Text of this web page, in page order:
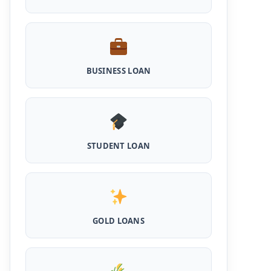
Scheme Loan: इस स्कीम से पशु डेयरी खोलने के लिए
मिलता है 5 लाख का लोन, 5 साल नहीं लगता ब्याज
Shilpi Samridhi Loan Scheme: इस सरकारी
लोन, लगता है कम ब्याज और 50% सब्सिडी
Cattle and Murrah Development Yojana:
खरीदने के लिए मिलेंगे 40000
Udyogini Loan Yojana Apply Online:
तक का लोन, 50% राशि वापिस करनी होती है जमा
Pashu Shed Loan Scheme: पशु शेड बनवाने के
लिए ऐसे ले सकते है 5 लाख तक का सरकारी लोन, मिलेगी
Pashupalan Kisan Credit Card: पशुपालकों के
BUSINESS LOAN
STUDENT LOAN
GOLD LOANS